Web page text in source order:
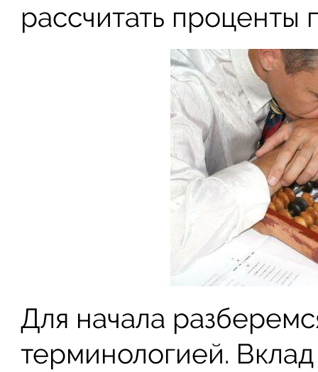
рассчитать проценты
Для начала
терминологией.